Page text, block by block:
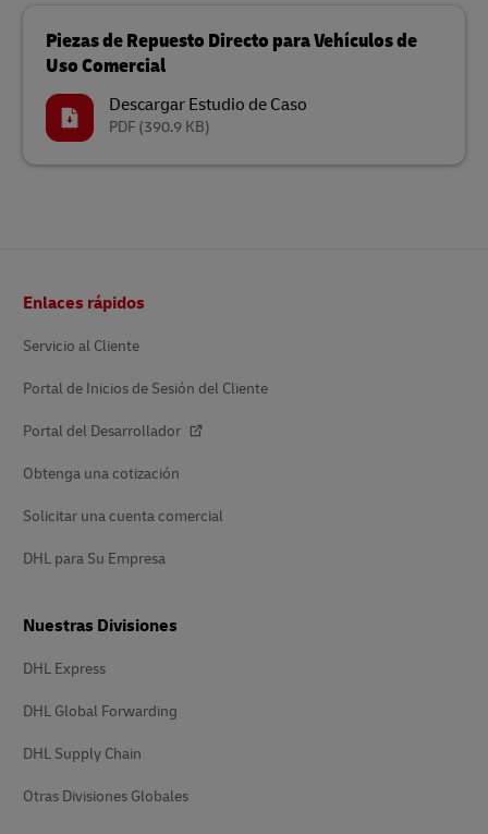
Piezas de Repuesto Directo para Vehículos de
Uso Comercial
Descargar Estudio de Caso
PDF (390.9 KB)
de
Enlaces rápidos
Servicio al Cliente
Portal de Inicios de Sesión del Cliente
Portal del Desarrollador
Obtenga una cotización
Solicitar una cuenta comercial
DHL para Su Empresa
Nuestras Divisiones
DHL Express
DHL Global Forwarding
DHL Supply Chain
Otras Divisiones Globales